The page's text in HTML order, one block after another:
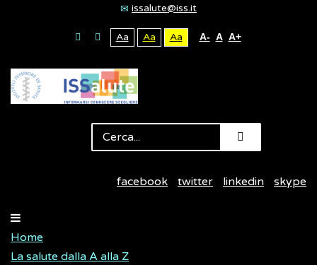
issalute@iss.it
Aa Aa Aa A- A A+
facebook twitter linkedin skype
Home
La salute dalla A alla Z